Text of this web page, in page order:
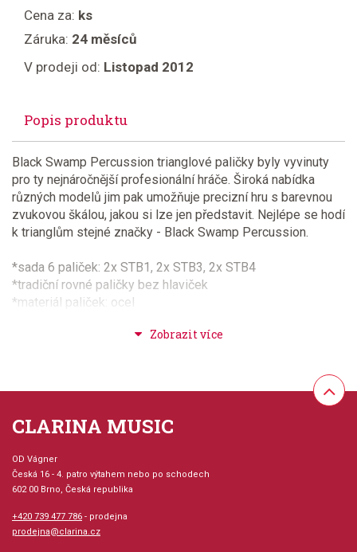
Cena za: ks
Záruka: 24 měsíců
V prodeji od: Listopad 2012
Popis produktu
Black Swamp Percussion trianglové paličky byly vyvinuty
pro ty nejnáročnější profesionální hráče. Široká nabídka
různých modelů jim pak umožňuje precizní hru s barevnou
zvukovou škálou, jakou si lze jen představit. Nejlépe se hodí
k trianglům stejné značky - Black Swamp Percussion.
*sada 6 paliček: 2x STB1, 2x STB3, 2x STB4
*tradiční rovné paličky bez hlaviček
*materiál paliček: ocel
*barevná vinylová „rukojeť“ pro snadnou identifikaci
CLARINA MUSIC
OD Vágner
Česká 16 - 4. patro výtahem nebo po schodech
602 00 Brno, Česká republika
+420 739 477 786 - prodejna
prodejna@clarina.cz